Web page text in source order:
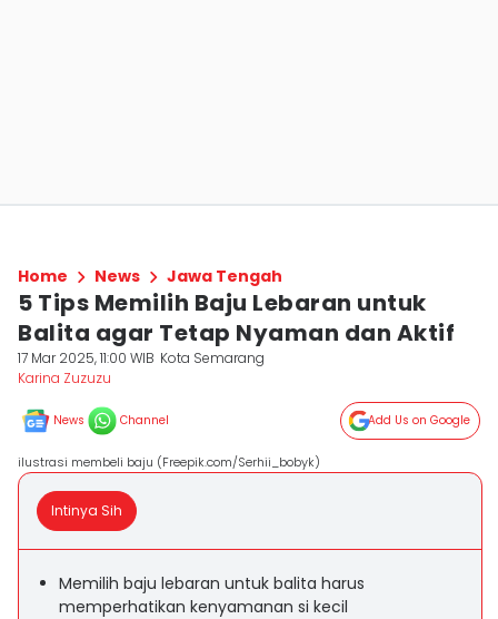
Home News Jawa Tengah
5 Tips Memilih Baju Lebaran untuk
Balita agar Tetap Nyaman dan Aktif
17 Mar 2025, 11:00 WIB Kota Semarang
Karina Zuzuzu
News Channel Add Us on Google
ilustrasi membeli baju (Freepik.com/Serhii_bobyk)
Intinya Sih
Memilih baju lebaran untuk balita harus
memperhatikan kenyamanan si kecil